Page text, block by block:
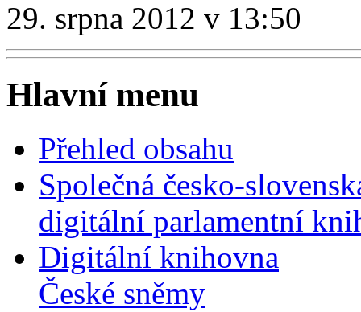
29. srpna 2012 v 13:50
Hlavní menu
Přehled obsahu
Společná česko-
digitální parlamentní
Digitální knihovna
České sněmy